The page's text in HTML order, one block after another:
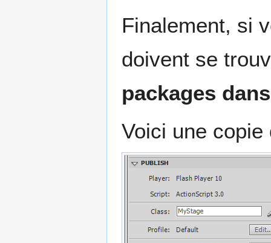
Finalement, si
doivent se
packages
Voici une copie